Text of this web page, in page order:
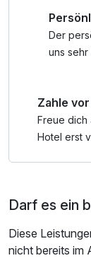
Der
uns sehr
Zahle
Freue dich
Hotel erst
Darf es ein
Diese
nicht bereits im